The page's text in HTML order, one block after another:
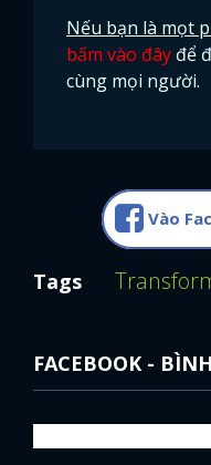
Nếu bạn là mọt
bấm vào đây để
cùng mọi người.
Vào
Tags
FACEBOOK -